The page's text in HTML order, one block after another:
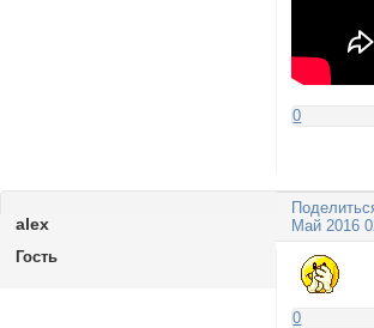
0
Май 2016
alex
Гость
0